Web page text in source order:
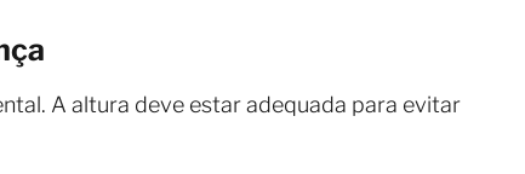
A altura deve estar adequada para evitar